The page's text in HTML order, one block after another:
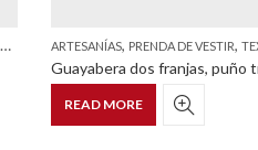
ARTESANÍAS, PRENDA DE VESTIR,
Guayabera dos franjas, puño
READ MORE